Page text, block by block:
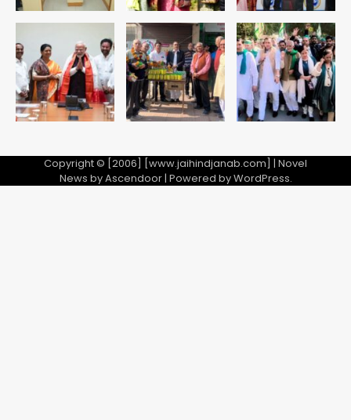
5
Baramati Airport Plane Crash:
रनवे पर ट्रेनी विमान क्रैश, जांच शुरू
Avinash Kumar
Copyright © [2006] [www.jaihindjanab.com] | Novel
News byAscendoor| Powered byWordPress.